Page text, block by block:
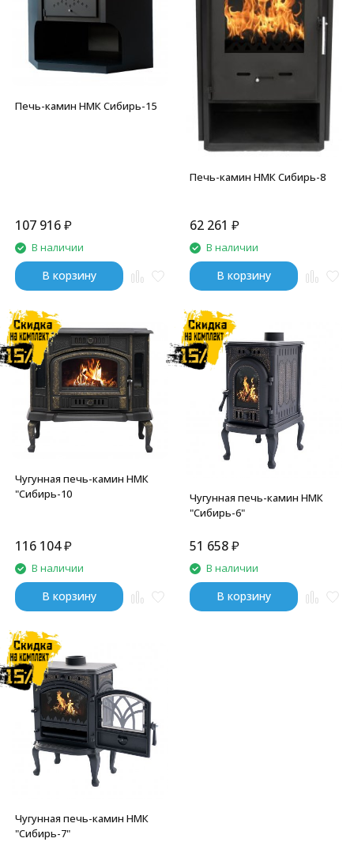
Печь-камин НМК Сибирь-15
107 916₽
В наличии
В корзину
Печь-камин НМК Сибирь-8
62 261 ₽
В наличии
В корзину
Чугунная печь-камин НМК
"Сибирь-10
116 104₽
В наличии
В корзину
Чугунная печь-камин НМК
"Сибирь-6"
51 658₽
В наличии
В корзину
Чугунная печь-камин НМК
"Сибирь-7"